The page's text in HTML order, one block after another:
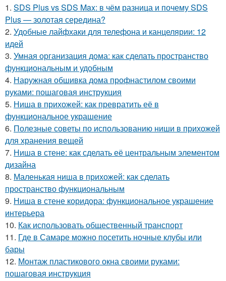
1. SDS Plus vs SDS Max: в чём разница и почему SDS
Plus — золотая середина?
2. Удобные лайфхаки для телефона и канцелярии: 12
идей
3. Умная организация дома: как сделать пространство
функциональным и удобным
4. Наружная обшивка дома профнастилом своими
руками: пошаговая инструкция
5. Ниша в прихожей: как превратить её в
функциональное украшение
6. Полезные советы по использованию ниши в прихожей
для хранения вещей
7. Ниша в стене: как сделать её центральным элементом
дизайна
8. Маленькая ниша в прихожей: как сделать
пространство функциональным
9. Ниша в стене коридора: функциональное украшение
интерьера
10. Как использовать общественный транспорт
11. Где в Самаре можно посетить ночные клубы или
бары
12. Монтаж пластикового окна своими руками:
пошаговая инструкция